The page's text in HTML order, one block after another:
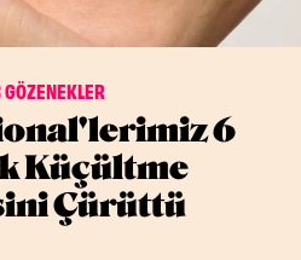
6
Küçültme
Çürüttü